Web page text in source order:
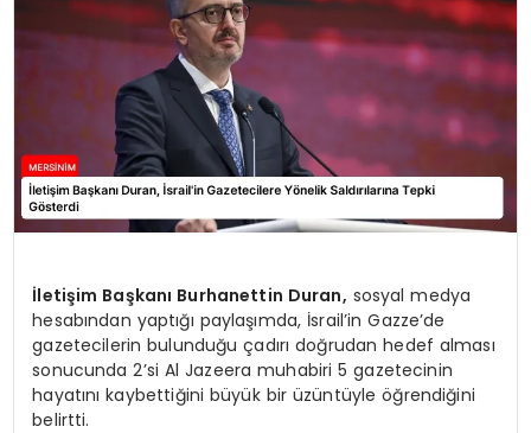
İletişim Başkanı Burhanettin Duran, sosyal medya
hesabından yaptığı paylaşımda, İsrail’in Gazze’de
gazetecilerin bulunduğu çadırı doğrudan hedef alması
sonucunda 2’si Al Jazeera muhabiri 5 gazetecinin
hayatını kaybettiğini büyük bir üzüntüyle öğrendiğini
belirtti.